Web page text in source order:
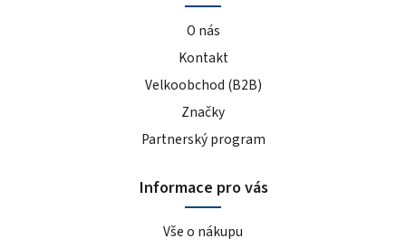
O nás
Kontakt
Velkoobchod (B2B)
Značky
Partnerský program
Informace pro vás
Vše o nákupu